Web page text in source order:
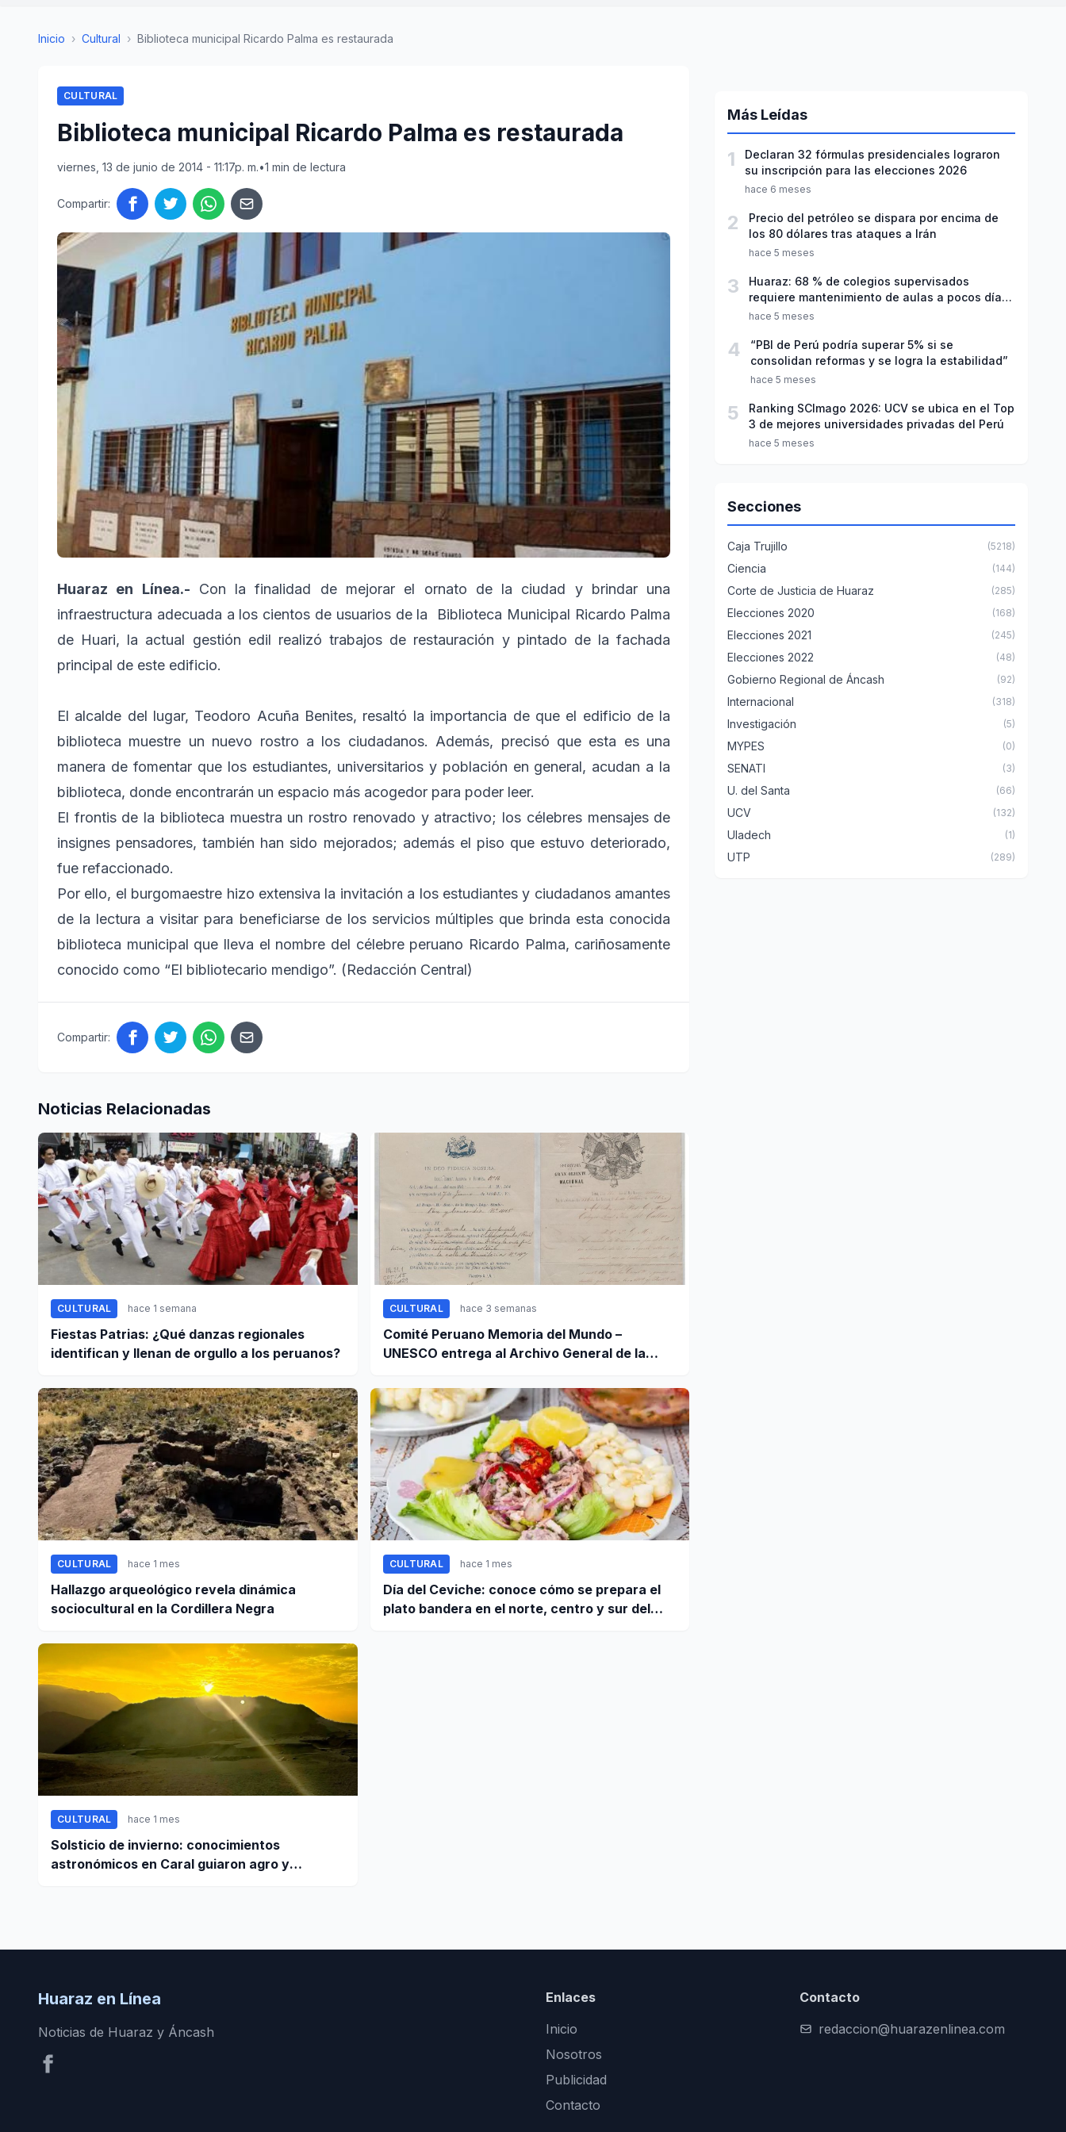
Inicio › Cultural › Biblioteca municipal Ricardo Palma es restaurada
CULTURAL
Biblioteca municipal Ricardo Palma es restaurada
viernes, 13 de junio de 2014 - 11:17p. m.•1 min de lectura
Compartir:
Huaraz en Línea.- Con la finalidad de mejorar el ornato de la ciudad y brindar una
infraestructura adecuada a los cientos de usuarios de la Biblioteca Municipal Ricardo Palma
de Huari, la actual gestión edil realizó trabajos de restauración y pintado de la fachada
principal de este edificio.
El alcalde del lugar, Teodoro Acuña Benites, resaltó la importancia de que el edificio de la
biblioteca muestre un nuevo rostro a los ciudadanos. Además, precisó que esta es una
manera de fomentar que los estudiantes, universitarios y población en general, acudan a la
biblioteca, donde encontrarán un espacio más acogedor para poder leer.
El frontis de la biblioteca muestra un rostro renovado y atractivo; los célebres mensajes de
insignes pensadores, también han sido mejorados; además el piso que estuvo deteriorado,
fue refaccionado.
Por ello, el burgomaestre hizo extensiva la invitación a los estudiantes y ciudadanos amantes
de la lectura a visitar para beneficiarse de los servicios múltiples que brinda esta conocida
biblioteca municipal que lleva el nombre del célebre peruano Ricardo Palma, cariñosamente
conocido como “El bibliotecario mendigo”. (Redacción Central)
Compartir:
Noticias Relacionadas
CULTURAL hace 1 semana
Fiestas Patrias: ¿Qué danzas regionales
identifican y llenan de orgullo a los peruanos?
CULTURAL hace 3 semanas
Comité Peruano Memoria del Mundo –
UNESCO entrega al Archivo General de la
patrimonios documentales
CULTURAL hace 1 mes
Hallazgo arqueológico revela dinámica
sociocultural en la Cordillera Negra
CULTURAL hace 1 mes
Día del Ceviche: conoce cómo se prepara el
plato bandera en el norte, centro y sur del
CULTURAL hace 1 mes
Solsticio de invierno: conocimientos
astronómicos en Caral guiaron agro y
Más Leídas
1
Declaran 32 fórmulas presidenciales lograron
su inscripción para las elecciones 2026
hace 6 meses
2
Precio del petróleo se dispara por encima de
los 80 dólares tras ataques a Irán
hace 5 meses
3
Huaraz: 68 % de colegios supervisados
requiere mantenimiento de aulas a pocos días
de inicio del año escolar 2026
hace 5 meses
4
“PBI de Perú podría superar 5% si se
consolidan reformas y se logra la estabilidad”
hace 5 meses
5
Ranking SCImago 2026: UCV se ubica en el Top
3 de mejores universidades privadas del Perú
hace 5 meses
Secciones
Caja Trujillo (5218)
Ciencia (144)
Corte de Justicia de Huaraz (285)
Elecciones 2020 (168)
Elecciones 2021 (245)
Elecciones 2022 (48)
Gobierno Regional de Áncash (92)
Internacional (318)
Investigación (5)
MYPES (0)
SENATI (3)
U. del Santa (66)
UCV (132)
Uladech (1)
UTP (289)
Huaraz en Línea
Noticias de Huaraz y Áncash
Enlaces
Inicio
Nosotros
Publicidad
Contacto
Contacto
redaccion@huarazenlinea.com